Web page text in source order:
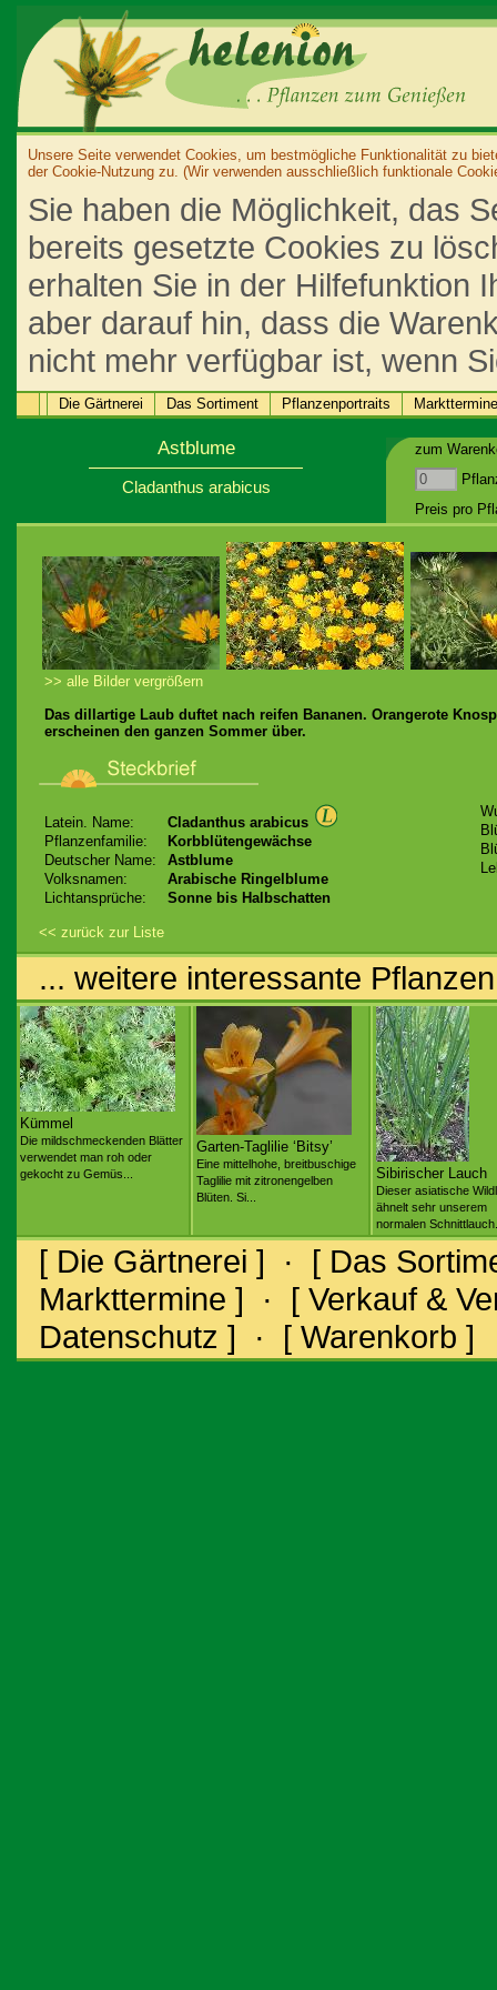
Unsere Seite verwendet Cookies, um bestmögliche Funktionalität zu
der Cookie-Nutzung zu. (Wir verwenden ausschließlich funktionale
Sie haben die Möglichkeit, das
bereits gesetzte Cookies zu
erhalten Sie in der Hilfefunktion
aber darauf hin, dass die
nicht mehr verfügbar ist, wenn
Die Gärtnerei Das Sortiment Pflanzenportraits Markttermine
Astblume
Cladanthus arabicus
zum
Preis pro
>> alle Bilder vergrößern
Das dillartige Laub duftet nach reifen Bananen. Orangerote
erscheinen den ganzen Sommer über.
Latein. Name:
Cladanthus arabicus
Pflanzenfamilie:
Korbblütengewächse
Deutscher Name:
Astblume
Volksnamen:
Arabische Ringelblume
Lichtansprüche:
Sonne bis Halbschatten
<< zurück zur Liste
... weitere interessante Pflanzen
Kümmel
Die mildschmeckenden Blätter
verwendet man roh oder
gekocht zu Gemüs...
Garten-Taglilie ‘Bitsy’
Eine mittelhohe, breitbuschige
Taglilie mit zitronengelben
Blüten. Si...
Sibirischer Lauch
Dieser asiatische
ähnelt sehr unserem
normalen
[ Die Gärtnerei ] · [ Das
Markttermine ] · [ Verkauf &
Datenschutz ] · [ Warenkorb ]